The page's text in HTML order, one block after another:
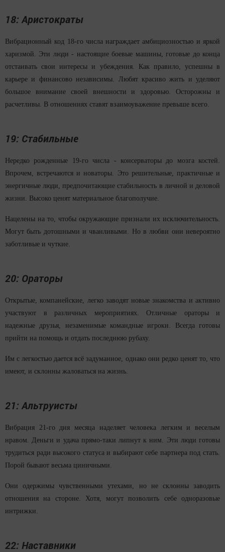
18: Аристократы
Вибрационный код 18-го числа награждает амбициозностью и яркой
харизмой. Эти люди - настоящие боевые машины, готовые до конца
отстаивать свои интересы и убеждения. Как правило, успешны в
карьере и финансово независимы. Любят красиво жить и уделяют
большое внимание своей внешности и здоровью. Осторожны и
расчетливы. В отношениях ставят взаимоуважение превыше всего.
19: Стабильные
Нередко рожденные 19-го числа - консерваторы до мозга костей.
Впрочем, встречаются и новаторы. Это решительные, практичные и
энергичные люди, предпочитающие стабильность в личной и деловой
жизни. Высоко ценят материальное благополучие.
Нацелены на то, чтобы окружающие признали их исключительность.
Могут быть дотошными и чванливыми. Но в любви они невероятно
заботливые и чуткие.
20: Ораторы
Открытые, компанейские, легко заводят новые знакомства и активно
участвуют в различных мероприятиях. Отличные ораторы и
надежные друзья, незаменимые командные игроки. Всегда готовы
прийти на помощь и отдать последнюю рубаху.
Им с легкостью дается всё задуманное, однако они редко ценят то, что
имеют, и склонны жаловаться на жизнь.
21: Альтруисты
Вибрация 21-го дня месяца наделяет человека легким и веселым
нравом. Деньги и удача прямо-таки липнут к ним. Эти люди готовы
трудиться ради высокого статуса и выбирают себе партнера под стать.
Порой бывают весьма циничными.
Они одержимы чувственными утехами, но не склонны заводить
отношения на стороне. Хотя, могут позволить себе одноразовые
интрижки.
22: Наставники